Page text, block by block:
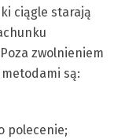
ciągle starają
zwolnieniem
są:
polecenie;